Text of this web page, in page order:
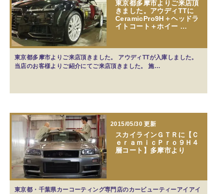
東京都多摩市よりご来店頂
きました。アウディTTに
CeramicPro9H＋ヘッドラ
イトコート＋ホイー …
東京都多摩市よりご来店頂きました。 アウディTTが入庫しました。
当店のお客様よりご紹介にてご来店頂きました。 施…
2015/05/30 更新
スカイラインＧＴＲに【Ｃ
ｅｒａｍｉｃＰｒｏ９Ｈ４
層コート】多摩市より
東京都・千葉県カーコーティング専門店のカービューティーアイアイ